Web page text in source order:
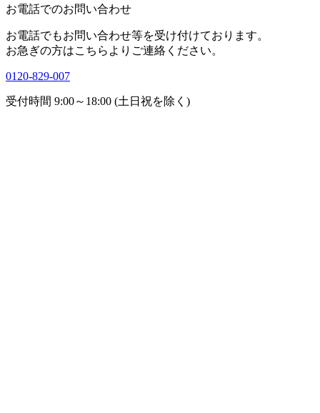
お電話でのお問い合わせ
お電話でもお問い合わせ等を受け付けております。
お急ぎの方はこちらよりご連絡ください。
0120-829-007
受付時間 9:00～18:00 (土日祝を除く)